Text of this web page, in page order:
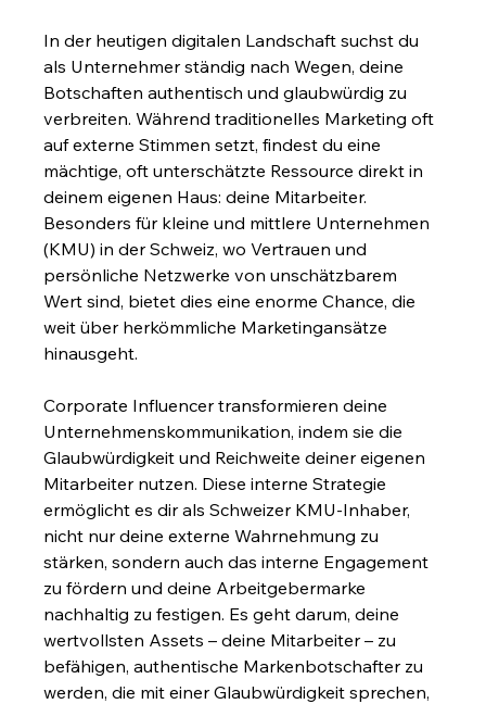
In der heutigen digitalen Landschaft suchst du
als Unternehmer ständig nach Wegen, deine
Botschaften authentisch und glaubwürdig zu
verbreiten. Während traditionelles Marketing oft
auf externe Stimmen setzt, findest du eine
mächtige, oft unterschätzte Ressource direkt in
deinem eigenen Haus: deine Mitarbeiter.
Besonders für kleine und mittlere Unternehmen
(KMU) in der Schweiz, wo Vertrauen und
persönliche Netzwerke von unschätzbarem
Wert sind, bietet dies eine enorme Chance, die
weit über herkömmliche Marketingansätze
hinausgeht.
Corporate Influencer transformieren deine
Unternehmenskommunikation, indem sie die
Glaubwürdigkeit und Reichweite deiner eigenen
Mitarbeiter nutzen. Diese interne Strategie
ermöglicht es dir als Schweizer KMU-Inhaber,
nicht nur deine externe Wahrnehmung zu
stärken, sondern auch das interne Engagement
zu fördern und deine Arbeitgebermarke
nachhaltig zu festigen. Es geht darum, deine
wertvollsten Assets – deine Mitarbeiter – zu
befähigen, authentische Markenbotschafter zu
werden, die mit einer Glaubwürdigkeit sprechen,